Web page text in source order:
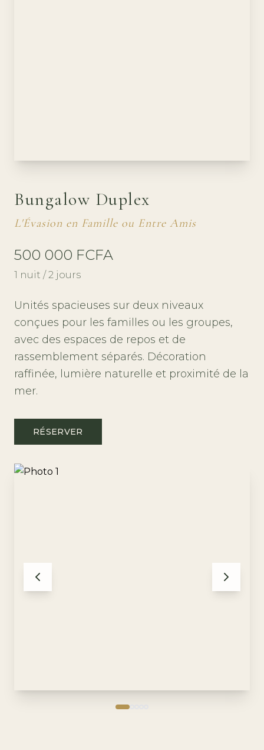
Bungalow Duplex
L'Évasion en Famille ou Entre Amis
500 000 FCFA
1 nuit / 2 jours
Unités spacieuses sur deux niveaux
conçues pour les familles ou les groupes,
avec des espaces de repos et de
rassemblement séparés. Décoration
raffinée, lumière naturelle et proximité de la
mer.
RÉSERVER